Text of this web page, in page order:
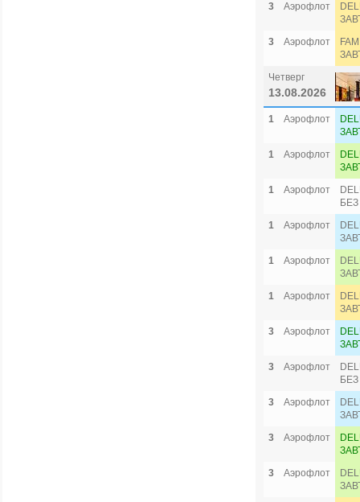
3
Аэрофлот
3
Аэрофлот
Четверг
13.08.2026
1 Аэрофлот
1
Аэрофлот
1
Аэрофлот
1
Аэрофлот
1
Аэрофлот
1
Аэрофлот
3
Аэрофлот
3
Аэрофлот
3
Аэрофлот
3
Аэрофлот
3
Аэрофлот